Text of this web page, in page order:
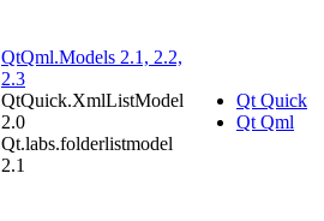
QtQml.Models 2.1, 2.2,
2.3
QtQuick.XmlListModel
2.0
Qt.labs.folderlistmodel
2.1
Qt Quick
Qt Qml